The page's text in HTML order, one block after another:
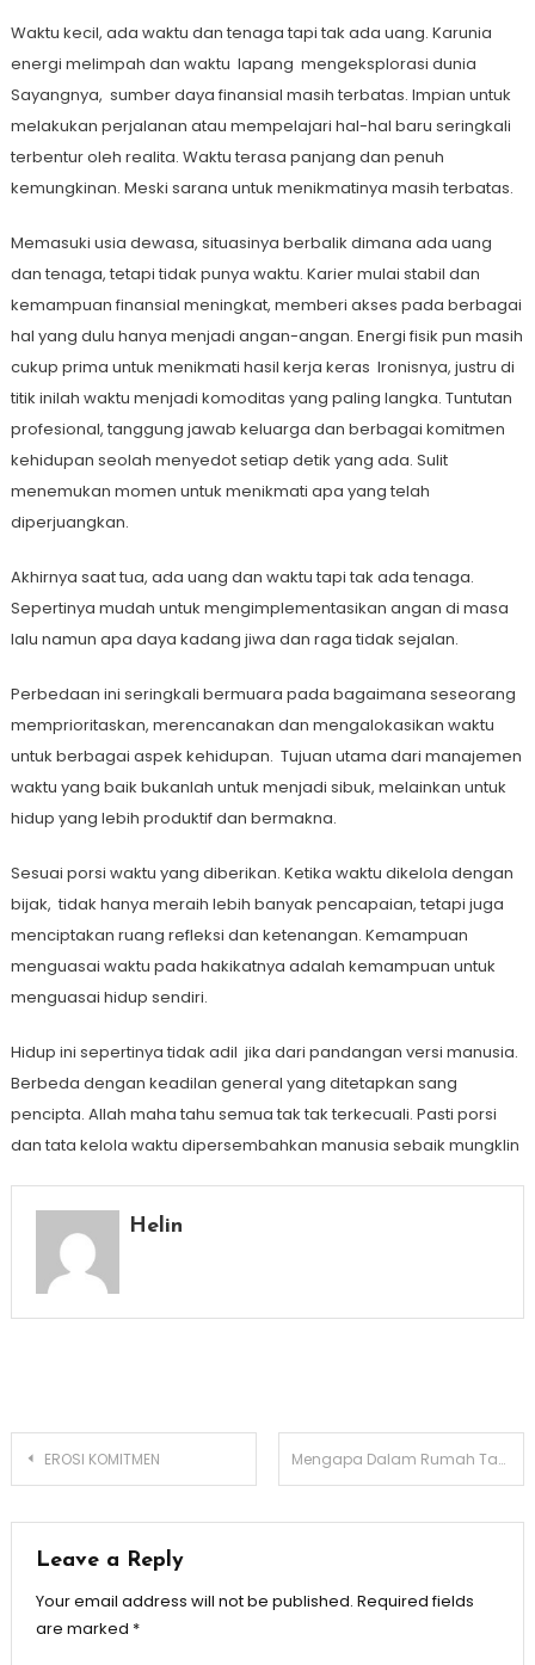
Waktu kecil, ada waktu dan tenaga tapi tak ada uang. Karunia
energi melimpah dan waktu lapang mengeksplorasi dunia
Sayangnya, sumber daya finansial masih terbatas. Impian untuk
melakukan perjalanan atau mempelajari hal-hal baru seringkali
terbentur oleh realita. Waktu terasa panjang dan penuh
kemungkinan. Meski sarana untuk menikmatinya masih terbatas.
Memasuki usia dewasa, situasinya berbalik dimana ada uang
dan tenaga, tetapi tidak punya waktu. Karier mulai stabil dan
kemampuan finansial meningkat, memberi akses pada berbagai
hal yang dulu hanya menjadi angan-angan. Energi fisik pun masih
cukup prima untuk menikmati hasil kerja keras Ironisnya, justru di
titik inilah waktu menjadi komoditas yang paling langka. Tuntutan
profesional, tanggung jawab keluarga dan berbagai komitmen
kehidupan seolah menyedot setiap detik yang ada. Sulit
menemukan momen untuk menikmati apa yang telah
diperjuangkan.
Akhirnya saat tua, ada uang dan waktu tapi tak ada tenaga.
Sepertinya mudah untuk mengimplementasikan angan di masa
lalu namun apa daya kadang jiwa dan raga tidak sejalan.
Perbedaan ini seringkali bermuara pada bagaimana seseorang
memprioritaskan, merencanakan dan mengalokasikan waktu
untuk berbagai aspek kehidupan. Tujuan utama dari manajemen
waktu yang baik bukanlah untuk menjadi sibuk, melainkan untuk
hidup yang lebih produktif dan bermakna.
Sesuai porsi waktu yang diberikan. Ketika waktu dikelola dengan
bijak, tidak hanya meraih lebih banyak pencapaian, tetapi juga
menciptakan ruang refleksi dan ketenangan. Kemampuan
menguasai waktu pada hakikatnya adalah kemampuan untuk
menguasai hidup sendiri.
Hidup ini sepertinya tidak adil jika dari pandangan versi manusia.
Berbeda dengan keadilan general yang ditetapkan sang
pencipta. Allah maha tahu semua tak tak terkecuali. Pasti porsi
dan tata kelola waktu dipersembahkan manusia sebaik mungklin
Helin
Post
EROSI KOMITMEN Mengapa Dalam Rumah Tangga, Istri Sering Harus Mengalah?
Leave a Reply
Your email address will not be published. Required fields
are marked *